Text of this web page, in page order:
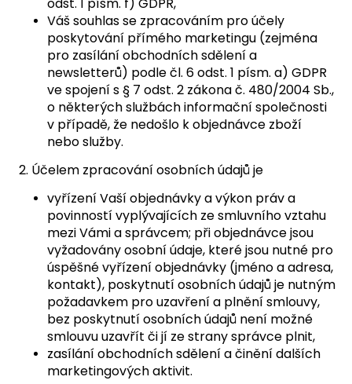
odst. 1 písm. f) GDPR,
Váš souhlas se zpracováním pro účely
poskytování přímého marketingu (zejména
pro zasílání obchodních sdělení a
newsletterů) podle čl. 6 odst. 1 písm. a) GDPR
ve spojení s § 7 odst. 2 zákona č. 480/2004 Sb.,
o některých službách informační společnosti
v případě, že nedošlo k objednávce zboží
nebo služby.
2. Účelem zpracování osobních údajů je
vyřízení Vaší objednávky a výkon práv a
povinností vyplývajících ze smluvního vztahu
mezi Vámi a správcem; při objednávce jsou
vyžadovány osobní údaje, které jsou nutné pro
úspěšné vyřízení objednávky (jméno a adresa,
kontakt), poskytnutí osobních údajů je nutným
požadavkem pro uzavření a plnění smlouvy,
bez poskytnutí osobních údajů není možné
smlouvu uzavřít či jí ze strany správce plnit,
zasílání obchodních sdělení a činění dalších
marketingových aktivit.